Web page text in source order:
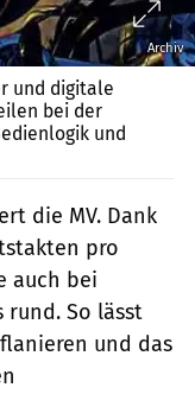
Archiv
und digitale
bei der
und
die MV. Dank
pro
auch bei
rund. So lässt
und das